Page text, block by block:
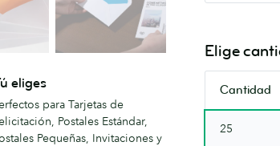
eliges
para Tarjetas de
Postales Estándar,
Pequeñas, Invitaciones y
en
breve.
Vuelve
a
consultar
en
breve.
Elige
Cantidad
25